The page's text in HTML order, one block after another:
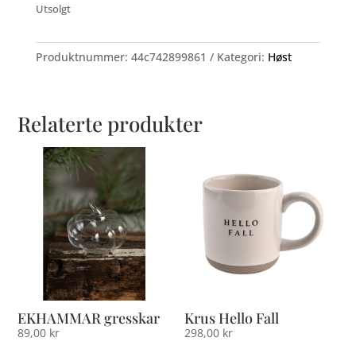
Utsolgt
Produktnummer: 44c742899861 Kategori: Høst
Relaterte produkter
EKHAMMAR gresskar
89,00 kr
Krus Hello Fall
298,00 kr